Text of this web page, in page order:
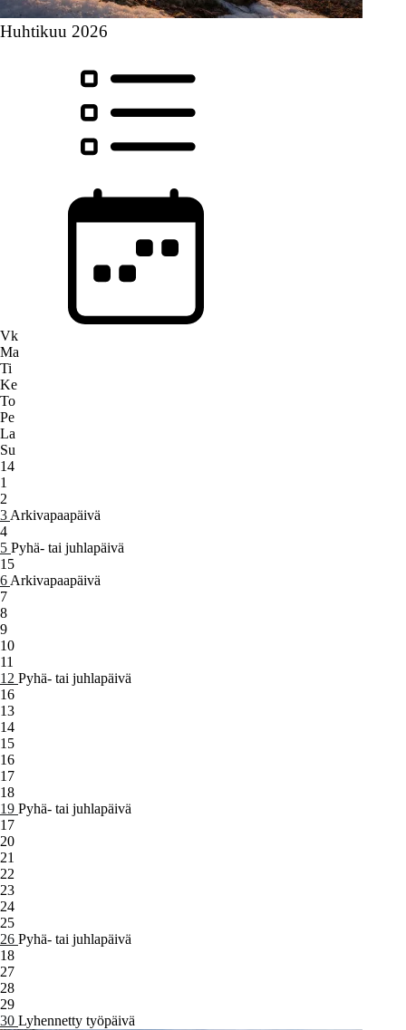
Huhtikuu 2026
Vk
Ma
Ti
Ke
To
Pe
La
Su
14
1
2
3 Arkivapaapäivä
4
5 Pyhä- tai juhlapäivä
15
6 Arkivapaapäivä
7
8
9
10
11
12 Pyhä- tai juhlapäivä
16
13
14
15
16
17
18
19 Pyhä- tai juhlapäivä
17
20
21
22
23
24
25
26 Pyhä- tai juhlapäivä
18
27
28
29
30 Lyhennetty työpäivä